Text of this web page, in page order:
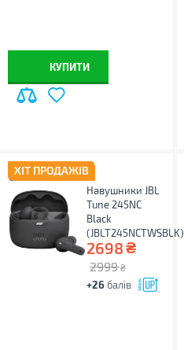
КУПИТИ
ХІТ ПРОДАЖІВ
Навушники JBL
Tune 245NC
Black
(JBLT245NCTWSBLK)
2698₴
2999 ₴
+26 балів